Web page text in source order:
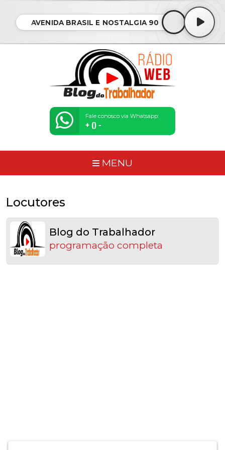
AVENIDA BRASIL E NOSTALGIA 90
Fale conosco via Whatsapp:
+ () -
MENU
Locutores
Blog do Trabalhador
programação completa